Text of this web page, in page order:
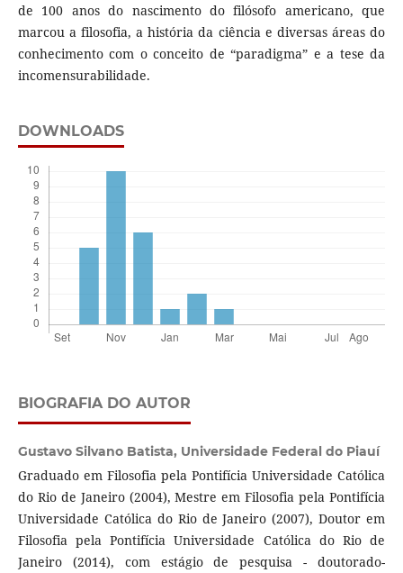
de 100 anos do nascimento do filósofo americano, que
marcou a filosofia, a história da ciência e diversas áreas do
conhecimento com o conceito de “paradigma” e a tese da
incomensurabilidade.
DOWNLOADS
BIOGRAFIA DO AUTOR
Gustavo Silvano Batista, Universidade Federal do Piauí
Graduado em Filosofia pela Pontifícia Universidade Católica
do Rio de Janeiro (2004), Mestre em Filosofia pela Pontifícia
Universidade Católica do Rio de Janeiro (2007), Doutor em
Filosofia pela Pontifícia Universidade Católica do Rio de
Janeiro (2014), com estágio de pesquisa - doutorado-